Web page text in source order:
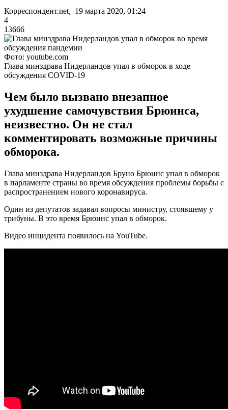
Корреспондент.net, 19 марта 2020, 01:24
4
13666
Фото: youtube.com
Глава минздрава Нидерландов упал в обморок в ходе
обсуждения COVID-19
Чем было вызвано внезапное
ухудшение самочувствия Брюинса,
неизвестно. Он не стал
комментировать возможные причины
обморока.
Глава минздрава Нидерландов Бруно Брюинс упал в обморок
в парламенте страны во время обсуждения проблемы борьбы с
распространением нового коронавируса.
Один из депутатов задавал вопросы министру, стоявшему у
трибуны. В это время Брюинс упал в обморок.
Видео инцидента появилось на YouTube.